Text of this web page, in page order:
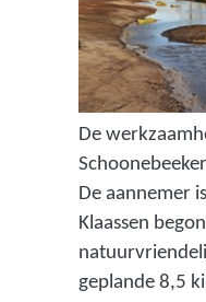
De
De aannemer
Klaassen
geplande 8,5